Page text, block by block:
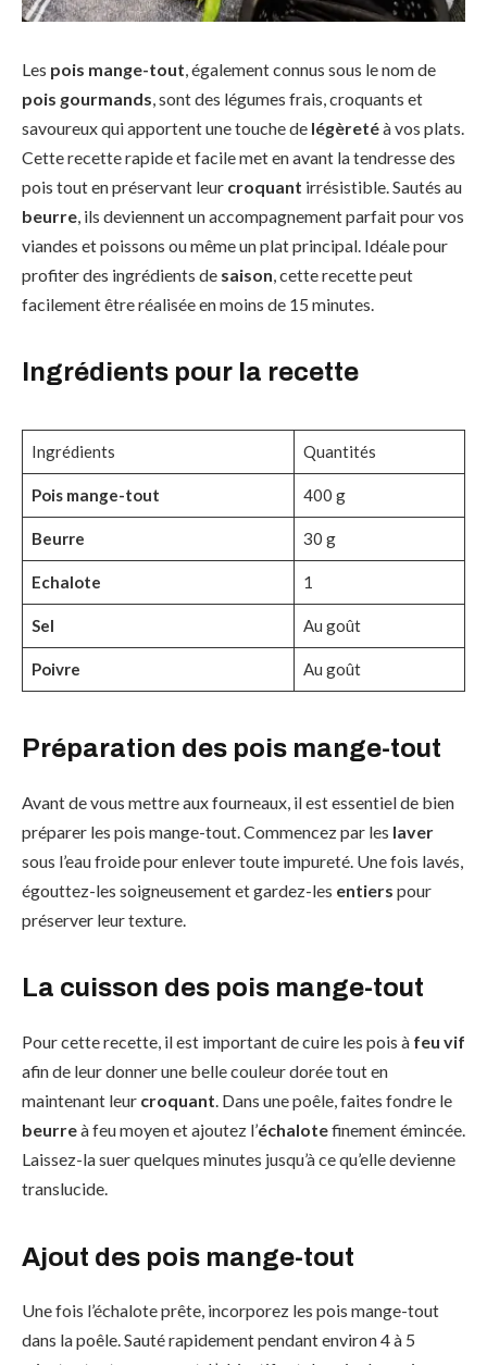
Les pois mange-tout , également connus sous le nom de
pois gourmands , sont des légumes frais, croquants et
savoureux qui apportent une touche de légèretéà vos plats.
Cette recette rapide et facile met en avant la tendresse des
pois tout en préservant leur croquant irrésistible. Sautés au
beurre , ils deviennent un accompagnement parfait pour vos
viandes et poissons ou même un plat principal. Idéale pour
profiter des ingrédients de saison , cette recette peut
facilement être réalisée en moins de 15 minutes.
Ingrédients pour la recette
Ingrédients Quantités
Pois mange-tout 400 g
Beurre 30 g
Echalote 1
Sel Au goût
Poivre Au goût
Préparation des pois mange-tout
Avant de vous mettre aux fourneaux, il est essentiel de bien
préparer les pois mange-tout. Commencez par les laver
sous l’eau froide pour enlever toute impureté. Une fois lavés,
égouttez-les soigneusement et gardez-les entiers pour
préserver leur texture.
La cuisson des pois mange-tout
Pour cette recette, il est important de cuire les pois à feu vif
afin de leur donner une belle couleur dorée tout en
maintenant leur croquant. Dans une poêle, faites fondre le
beurreà feu moyen et ajoutez l’échalotefinement émincée.
Laissez-la suer quelques minutes jusqu’à ce qu’elle devienne
translucide.
Ajout des pois mange-tout
Une fois l’échalote prête, incorporez les pois mange-tout
dans la poêle. Sauté rapidement pendant environ 4 à 5